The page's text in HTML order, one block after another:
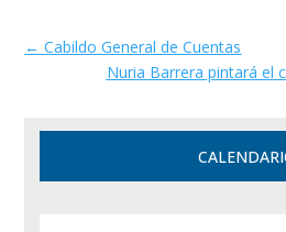
←Cabildo General de Cuentas
Nuria Barrera pintará el